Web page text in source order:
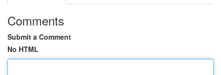
Comments
Submit a Comment
No HTML